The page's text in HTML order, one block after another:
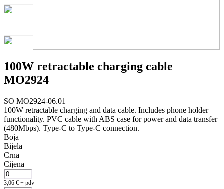
100W retractable charging cable
MO2924
SO MO2924-06.01
100W retractable charging and data cable. Includes phone holder
functionality. PVC cable with ABS case for power and data transfer
(480Mbps). Type-C to Type-C connection.
Boja
Bijela
Crna
Cijena
3,06 € + pdv